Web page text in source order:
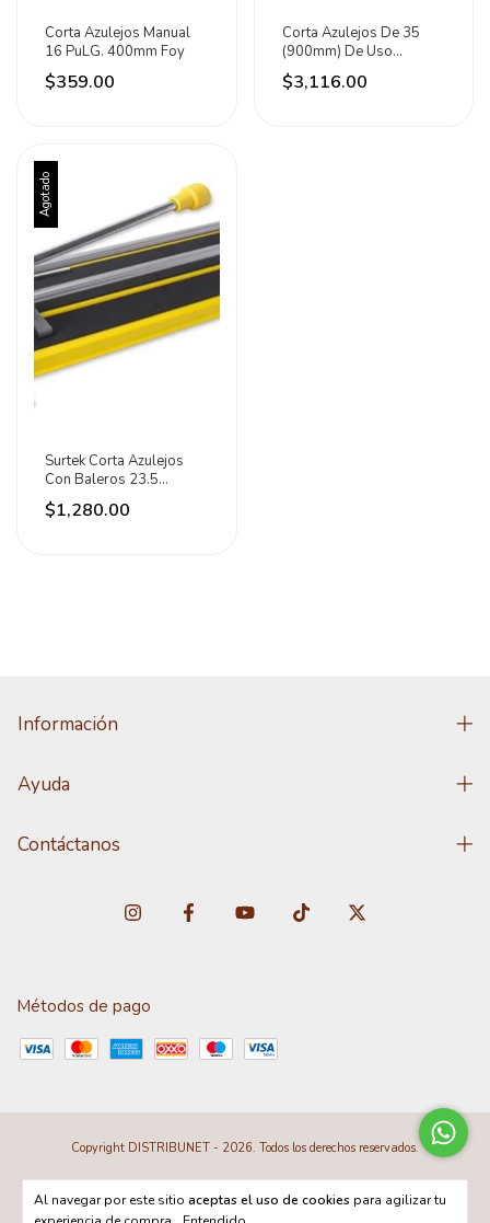
Al navegar por este sitio aceptas el uso de cookies para agilizar tu
Corta Azulejos Manual
16 PuLG. 400mm Foy
$359.00
Corta Azulejos De 35
(900mm) De Uso
Profesional Surtek C /vc
$3,116.00
Agotado
Surtek Corta Azulejos
Con Baleros 23.5
(600mm) Surtek
$1,280.00
Información
Ayuda
Contáctanos
Métodos de pago
Copyright DISTRIBUNET - 2026. Todos los derechos reservados.